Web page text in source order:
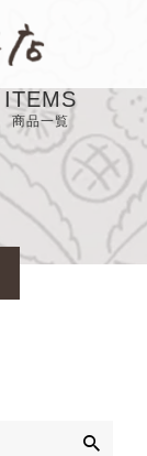
ITEMS
商品一覧